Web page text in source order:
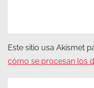
Este sitio usa Akismet
cómo se procesan los